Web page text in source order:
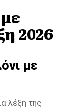
2026
με
λέξη της